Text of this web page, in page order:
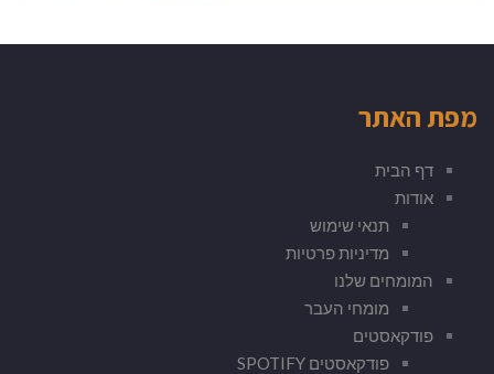
מפת האתר
דף הבית
אודות
תנאי שימוש
מדיניות פרטיות
המומחים שלנו
מומחי העבר
פודקאסטים
פודקאסטים SPOTIFY